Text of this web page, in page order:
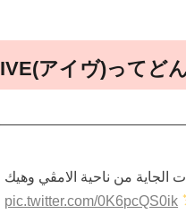
IVE(アイヴ)ってど
الجاية من ناحية الامڤي وهيك
pic.twitter.com/0K6pcQS0ik